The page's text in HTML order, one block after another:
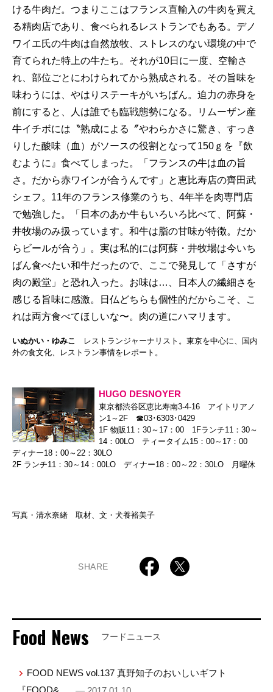
ける牛肉だ。つまりここはフランス直輸入の牛肉を買え
る精肉店であり、食べられるレストランでもある。デノ
ワイエ氏の牛肉は自然放牧、ストレスのない環境の中で
育てられた特上の牛たち。それが10日に一度、空輸さ
れ、部位ごとにわけられてから熟成される。その旨味を
味わうには、やはりステーキがいちばん。迫力の赤身を
前にすると、人は誰でも臨戦態勢になる。リムーザン産
牛イチボには〝熟成による〞やわらかさに驚き、すっき
りした酸味（血）がソースの役割となって150ｇを『飲
むように』食べてしまった。「フランスの牛は血の旨
さ。だから赤ワインが合うんです」と恵比寿店の齊田武
シェフ。11年のフランス修業のうち、4年半を肉専門店
で勉強した。「日本のあか牛もいろいろ比べて、阿蘇・
井牧場のみ扱っています。和牛は脂の甘味が特徴。だか
らビールが合う」。実は私的には阿蘇・井牧場は今いち
ばん食べたい和牛だったので、ここで発見して「さすが
肉の殿堂」と恐れ入った。お味は…、日本人の繊細さを
感じる旨味に感激。日仏どちらも個性的だからこそ、こ
れは両方食べてほしいな〜。肉の道にハマリます。
いぬかい・ゆみこ
レストランジャーナリスト。東京を中心に、国内
外の食文化、レストラン事情をレポート。
HUGO DESNOYER
東京都渋谷区恵比寿南3-4-16 アイトリアノ
ン1～2F ☎03･6303･0429
1F 物販11：30～17：00 1Fランチ11：30～
14：00LO ティータイム15：00～17：00
ディナー18：00～22：30LO
2F ランチ11：30～14：00LO ディナー18：00～22：30LO 月曜休
写真・清水奈緒 取材、文・犬養裕美子
SHARE
Food News フードニュース
FOOD NEWS vol.137 真野知子のおいしいギフト